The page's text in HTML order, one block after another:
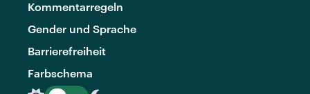
Kommentarregeln
Gender und Sprache
Barrierefreiheit
Farbschema